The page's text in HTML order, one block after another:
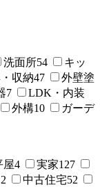
洗面所54
キッ
収納47
外壁塗
7
LDK・内装
外構10
ガーデ
屋4 実家127
2 中古住宅52